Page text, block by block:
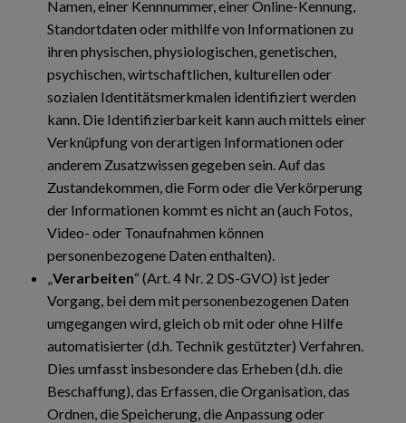
Namen, einer Kennnummer, einer Online-Kennung,
Standortdaten oder mithilfe von Informationen zu
ihren physischen, physiologischen, genetischen,
psychischen, wirtschaftlichen, kulturellen oder
sozialen Identitätsmerkmalen identifiziert werden
kann. Die Identifizierbarkeit kann auch mittels einer
Verknüpfung von derartigen Informationen oder
anderem Zusatzwissen gegeben sein. Auf das
Zustandekommen, die Form oder die Verkörperung
der Informationen kommt es nicht an (auch Fotos,
Video- oder Tonaufnahmen können
personenbezogene Daten enthalten).
„Verarbeiten“ (Art. 4 Nr. 2 DS-GVO) ist jeder
Vorgang, bei dem mit personenbezogenen Daten
umgegangen wird, gleich ob mit oder ohne Hilfe
automatisierter (d.h. Technik gestützter) Verfahren.
Dies umfasst insbesondere das Erheben (d.h. die
Beschaffung), das Erfassen, die Organisation, das
Ordnen, die Speicherung, die Anpassung oder